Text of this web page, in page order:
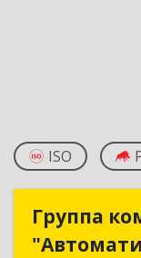
ISO
Группа